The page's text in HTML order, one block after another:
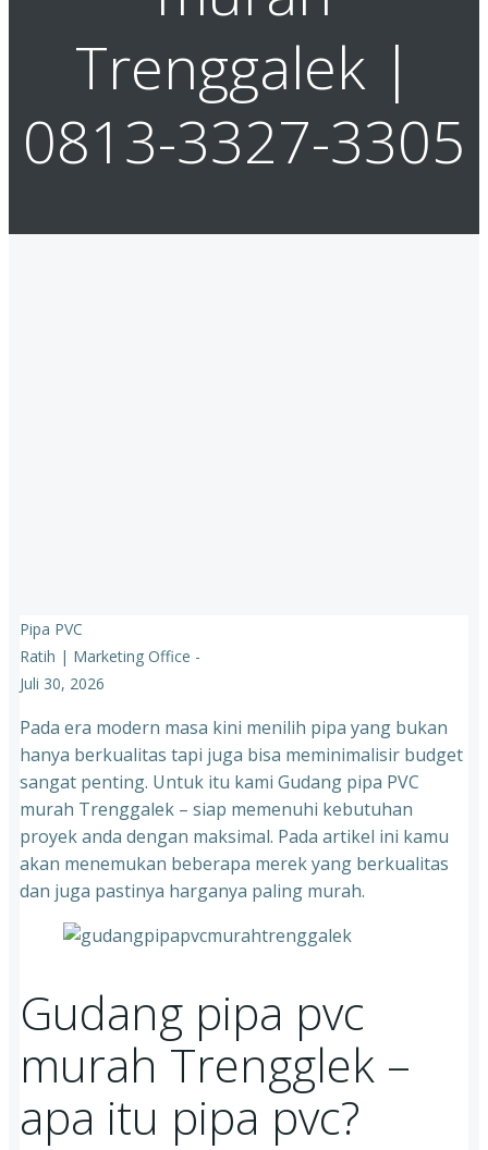
Trenggalek |
0813-3327-3305
Pipa PVC
Ratih | Marketing Office -
Juli 30, 2026
Pada era modern masa kini menilih pipa yang bukan
hanya berkualitas tapi juga bisa meminimalisir budget
sangat penting. Untuk itu kami Gudang pipa PVC
murah Trenggalek – siap memenuhi kebutuhan
proyek anda dengan maksimal. Pada artikel ini kamu
akan menemukan beberapa merek yang berkualitas
dan juga pastinya harganya paling murah.
Gudang pipa pvc
murah Trengglek –
apa itu pipa pvc?